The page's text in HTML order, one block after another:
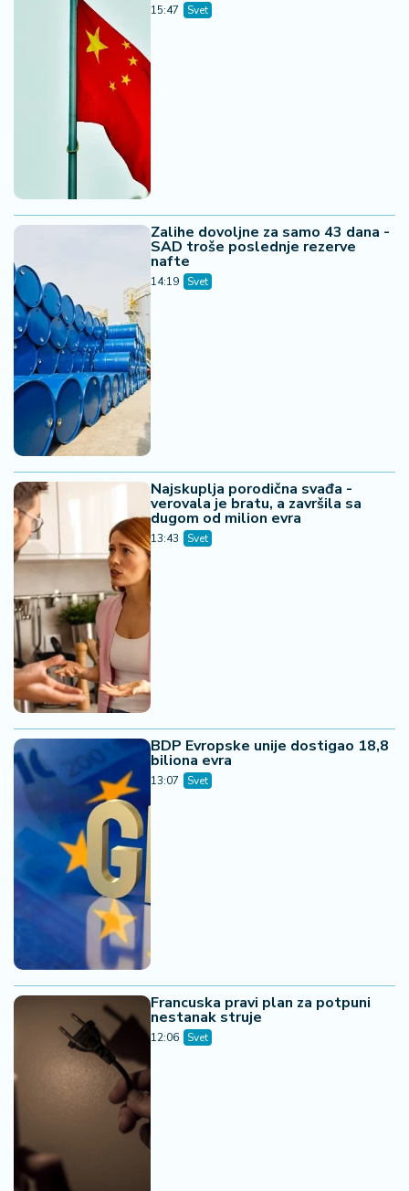
07. 08. 2026 13:23
"Ми Хрвати не пијемо вина, само крви четника из
Книна": Испливало још скандалозних детаља са
"прославе" Олује
06. 08. 2026 07:08
Evo u kojim banjama važi vaučer od 10.000 dinara -
kompletan spisak destinacija u Srbiji
05. 08. 2026 14:12
Koliko visoku temperaturu ljudsko telo može da izdrži?
07. 08. 2026 13:06
Бар: Пожар на Лисињу и даље активан